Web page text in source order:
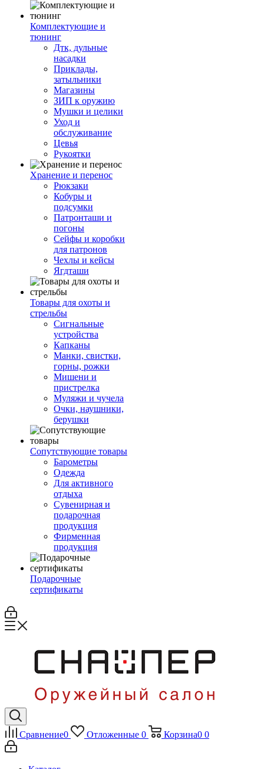
Комплектующие и
тюнинг
Дтк, дульные
насадки
Приклады,
затыльники
Магазины
ЗИП к оружию
Мушки и целики
Уход и
обслуживание
Цевья
Рукоятки
Хранение и перенос
Рюкзаки
Кобуры и
подсумки
Патронташи и
погоны
Сейфы и коробки
для патронов
Чехлы и кейсы
Ягдташи
Товары для охоты и
стрельбы
Сигнальные
устройства
Капканы
Манки, свистки,
горны, рожки
Мишени и
пристрелка
Муляжи и чучела
Очки, наушники,
берушки
Сопутствующие товары
Барометры
Одежда
Для активного
отдыха
Сувенирная и
подарочная
продукция
Фирменная
продукция
Подарочные
сертификаты
Сравнение0 Отложенные 0 Корзина0 0